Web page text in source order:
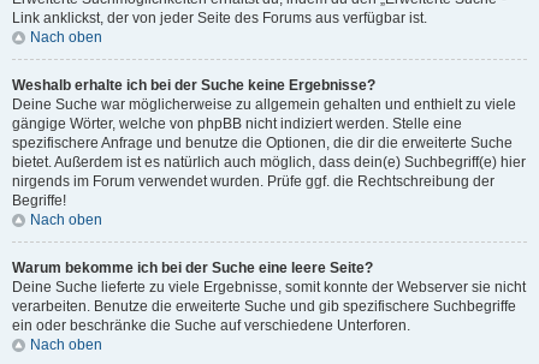
Link anklickst, der von jeder Seite des Forums aus verfügbar ist.
Nach oben
Weshalb erhalte ich bei der Suche keine Ergebnisse?
Deine Suche war möglicherweise zu allgemein gehalten und enthielt zu viele
gängige Wörter, welche von phpBB nicht indiziert werden. Stelle eine
spezifischere Anfrage und benutze die Optionen, die dir die erweiterte Suche
bietet. Außerdem ist es natürlich auch möglich, dass dein(e) Suchbegriff(e) hier
nirgends im Forum verwendet wurden. Prüfe ggf. die Rechtschreibung der
Begriffe!
Nach oben
Warum bekomme ich bei der Suche eine leere Seite?
Deine Suche lieferte zu viele Ergebnisse, somit konnte der Webserver sie nicht
verarbeiten. Benutze die erweiterte Suche und gib spezifischere Suchbegriffe
ein oder beschränke die Suche auf verschiedene Unterforen.
Nach oben